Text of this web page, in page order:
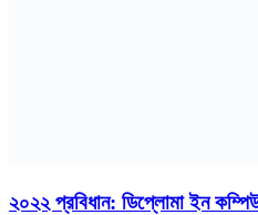
২০২২ প্রবিধান: ডিপ্লোমা ইন